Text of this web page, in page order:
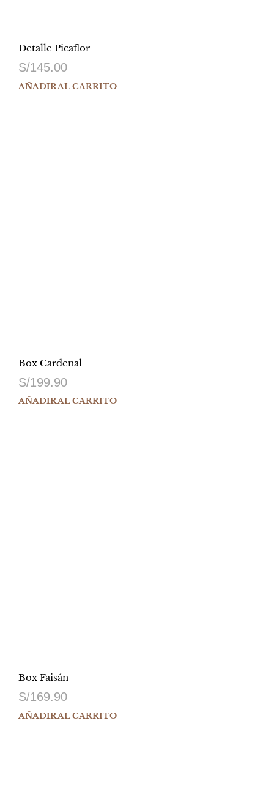
Detalle Picaflor
S/145.00
AÑADIR AL CARRITO
Box Cardenal
S/199.90
AÑADIR AL CARRITO
Box Faisán
S/169.90
AÑADIR AL CARRITO